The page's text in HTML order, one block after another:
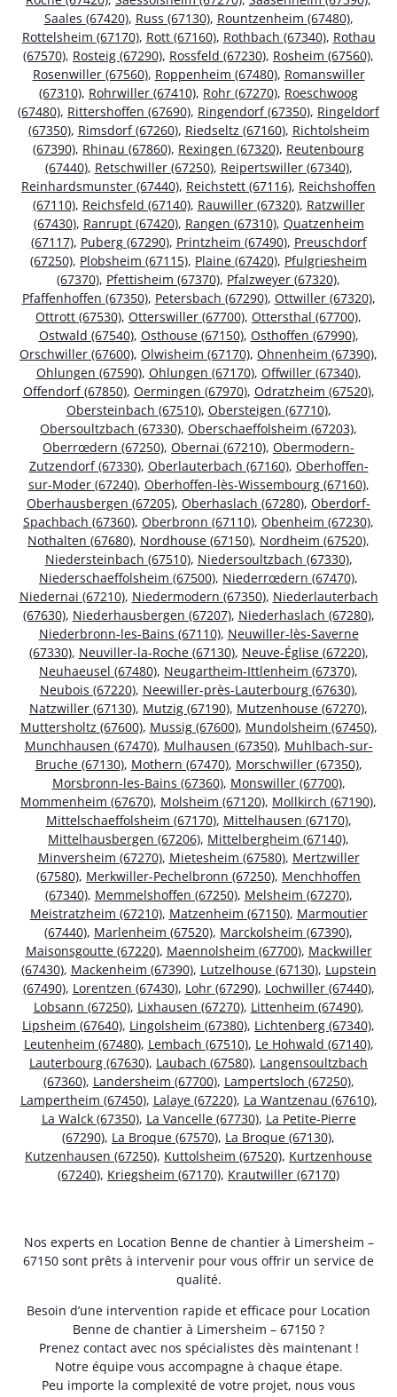
Saales (67420), Russ (67130), Rountzenheim (67480),
Rottelsheim (67170), Rott (67160), Rothbach (67340), Rothau
(67570), Rosteig (67290), Rossfeld (67230), Rosheim (67560),
Rosenwiller (67560), Roppenheim (67480), Romanswiller
(67310), Rohrwiller (67410), Rohr (67270), Roeschwoog
(67480), Rittershoffen (67690), Ringendorf (67350), Ringeldorf
(67350), Rimsdorf (67260), Riedseltz (67160), Richtolsheim
(67390), Rhinau (67860), Rexingen (67320), Reutenbourg
(67440), Retschwiller (67250), Reipertswiller (67340),
Reinhardsmunster (67440), Reichstett (67116), Reichshoffen
(67110), Reichsfeld (67140), Rauwiller (67320), Ratzwiller
(67430), Ranrupt (67420), Rangen (67310), Quatzenheim
(67117), Puberg (67290), Printzheim (67490), Preuschdorf
(67250), Plobsheim (67115), Plaine (67420), Pfulgriesheim
(67370), Pfettisheim (67370), Pfalzweyer (67320),
Pfaffenhoffen (67350), Petersbach (67290), Ottwiller (67320),
Ottrott (67530), Otterswiller (67700), Ottersthal (67700),
Ostwald (67540), Osthouse (67150), Osthoffen (67990),
Orschwiller (67600), Olwisheim (67170), Ohnenheim (67390),
Ohlungen (67590), Ohlungen (67170), Offwiller (67340),
Offendorf (67850), Oermingen (67970), Odratzheim (67520),
Obersteinbach (67510), Obersteigen (67710),
Obersoultzbach (67330), Oberschaeffolsheim (67203),
Oberrœdern (67250), Obernai (67210), Obermodern-
Zutzendorf (67330), Oberlauterbach (67160), Oberhoffen-
sur-Moder (67240), Oberhoffen-lès-Wissembourg (67160),
Oberhausbergen (67205), Oberhaslach (67280), Oberdorf-
Spachbach (67360), Oberbronn (67110), Obenheim (67230),
Nothalten (67680), Nordhouse (67150), Nordheim (67520),
Niedersteinbach (67510), Niedersoultzbach (67330),
Niederschaeffolsheim (67500), Niederrœdern (67470),
Niedernai (67210), Niedermodern (67350), Niederlauterbach
(67630), Niederhausbergen (67207), Niederhaslach (67280),
Niederbronn-les-Bains (67110), Neuwiller-lès-Saverne
(67330), Neuviller-la-Roche (67130), Neuve-Église (67220),
Neuhaeusel (67480), Neugartheim-Ittlenheim (67370),
Neubois (67220), Neewiller-près-Lauterbourg (67630),
Natzwiller (67130), Mutzig (67190), Mutzenhouse (67270),
Muttersholtz (67600), Mussig (67600), Mundolsheim (67450),
Munchhausen (67470), Mulhausen (67350), Muhlbach-sur-
Bruche (67130), Mothern (67470), Morschwiller (67350),
Morsbronn-les-Bains (67360), Monswiller (67700),
Mommenheim (67670), Molsheim (67120), Mollkirch (67190),
Mittelschaeffolsheim (67170), Mittelhausen (67170),
Mittelhausbergen (67206), Mittelbergheim (67140),
Minversheim (67270), Mietesheim (67580), Mertzwiller
(67580), Merkwiller-Pechelbronn (67250), Menchhoffen
(67340), Memmelshoffen (67250), Melsheim (67270),
Meistratzheim (67210), Matzenheim (67150), Marmoutier
(67440), Marlenheim (67520), Marckolsheim (67390),
Maisonsgoutte (67220), Maennolsheim (67700), Mackwiller
(67430), Mackenheim (67390), Lutzelhouse (67130), Lupstein
(67490), Lorentzen (67430), Lohr (67290), Lochwiller (67440),
Lobsann (67250), Lixhausen (67270), Littenheim (67490),
Lipsheim (67640), Lingolsheim (67380), Lichtenberg (67340),
Leutenheim (67480), Lembach (67510), Le Hohwald (67140),
Lauterbourg (67630), Laubach (67580), Langensoultzbach
(67360), Landersheim (67700), Lampertsloch (67250),
Lampertheim (67450), Lalaye (67220), La Wantzenau (67610),
La Walck (67350), La Vancelle (67730), La Petite-Pierre
(67290), La Broque (67570), La Broque (67130),
Kutzenhausen (67250), Kuttolsheim (67520), Kurtzenhouse
(67240), Kriegsheim (67170), Krautwiller (67170)
Nos experts en Location Benne de chantier à Limersheim –
67150 sont prêts à intervenir pour vous offrir un service de
qualité.
Besoin d’une intervention rapide et efficace pour Location
Benne de chantier à Limersheim – 67150 ?
Prenez contact avec nos spécialistes dès maintenant !
Notre équipe vous accompagne à chaque étape.
Peu importe la complexité de votre projet, nous vous